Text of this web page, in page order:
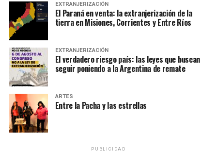
EXTRANJERIZACIÓN
El Paraná en venta: la extranjerización de la
tierra en Misiones, Corrientes y Entre Ríos
EXTRANJERIZACIÓN
El verdadero riesgo país: las leyes que buscan
seguir poniendo a la Argentina de remate
ARTES
Entre la Pacha y las estrellas
PUBLICIDAD